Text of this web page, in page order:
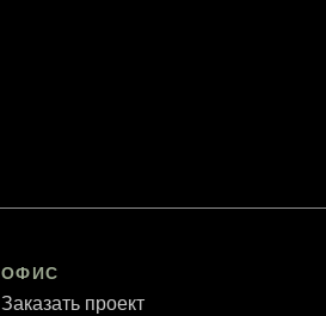
ОФИС
Заказать проект